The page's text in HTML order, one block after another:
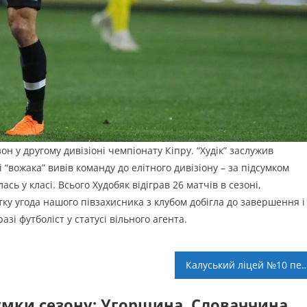
у другому дивізіоні чемпіонату Кіпру. “Худік” заслужив
“вожака” вивів команду до елітного дивізіону – за підсумком
у класі. Всього Худобяк відіграв 26 матчів в сезоні,
нашого півзахисника з клубом добігла до завершення і
футболіст у статусі вільного агента.
Калуський ліцей №10 переміг